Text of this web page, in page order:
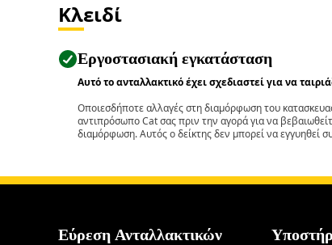
Κλειδί
Εργοστασιακή εγκατάσταση
Αυτό το ανταλλακτικό έχει σχεδιαστεί για να
Οποιεσδήποτε αλλαγές στη διαμόρφωση του
αντιπρόσωπο Cat σας πριν την αγορά για να
διαμόρφωση. Αυτός ο δείκτης δεν μπορεί να εγγυηθεί
Εύρεση Ανταλλακτικών